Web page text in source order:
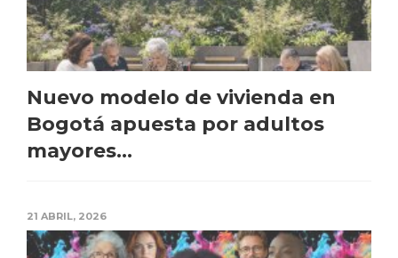
Nuevo modelo de vivienda en
Bogotá apuesta por adultos
mayores...
21 ABRIL, 2026